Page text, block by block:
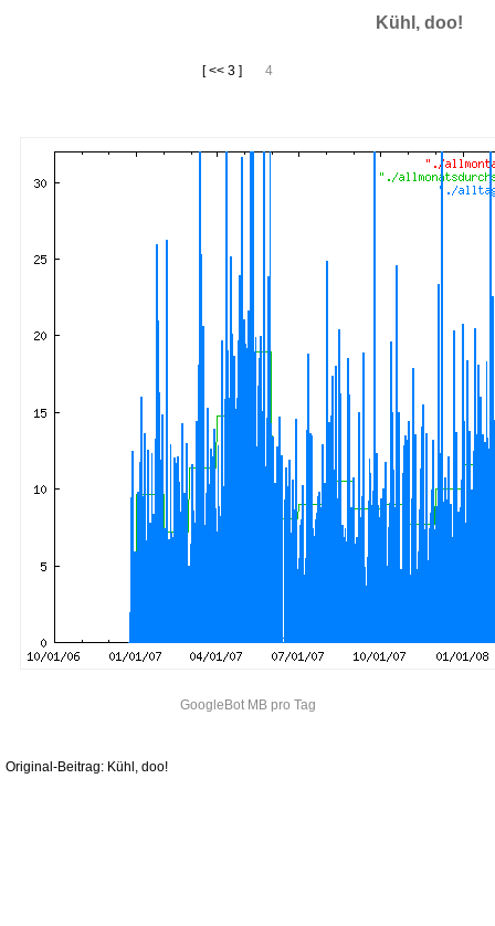
Kühl, doo!
[ << 3 ] 4
GoogleBot MB pro Tag
Original-Beitrag: Kühl, doo!